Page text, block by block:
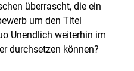
überrascht, die ein
um den Titel
Unendlich weiterhin im
durchsetzen können?